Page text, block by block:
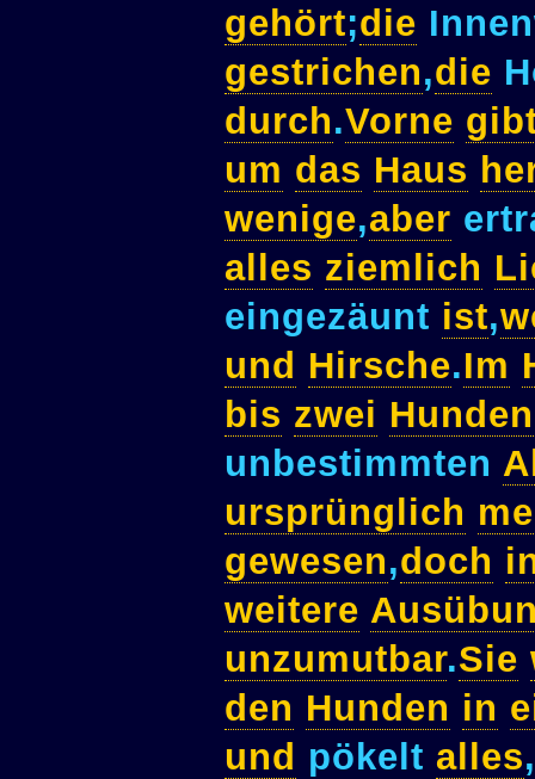
gehört;die
gestrichen,die
durch.Vorne
um das Haus
wenige,aber
alles ziemlich
eingezäunt ist,
und Hirsche.Im
bis zwei Hunden
unbestimmten
ursprünglich
gewesen,doch
weitere
unzumutbar.Sie
den Hunden in
und pökelt alles,